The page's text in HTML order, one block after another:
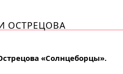
ОСТРЕЦОВА
«Солнцеборцы».